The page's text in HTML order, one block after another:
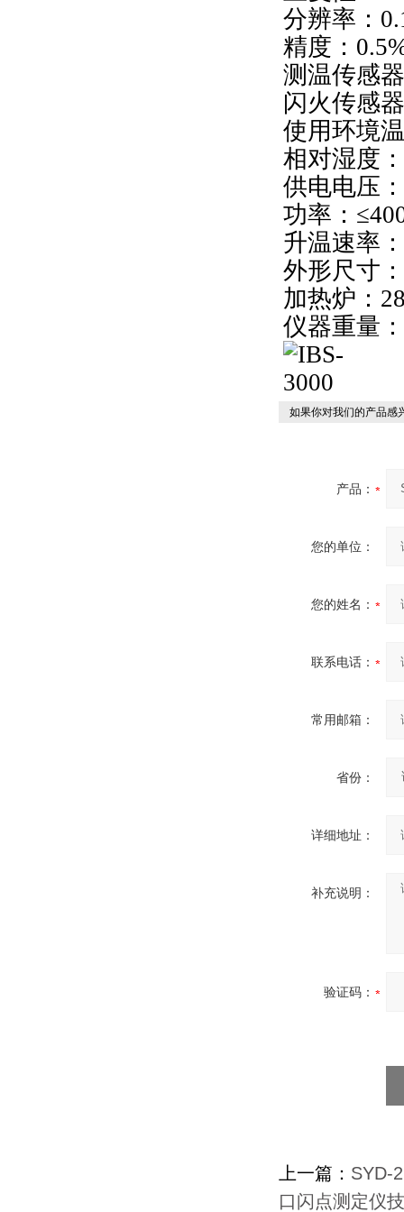
分辨率：
精度：
测温传感
闪火传感
使用环境
相对湿度
供电电压
功率：
升温速率
外形尺寸
加热炉：
仪器重量
如果你对我们的产品感
产品：
您的单位：
您的姓名：
联系电话：
常用邮箱：
省份：
详细地址：
补充说明：
验证码：
上一篇： SYD-
口闪点测定仪